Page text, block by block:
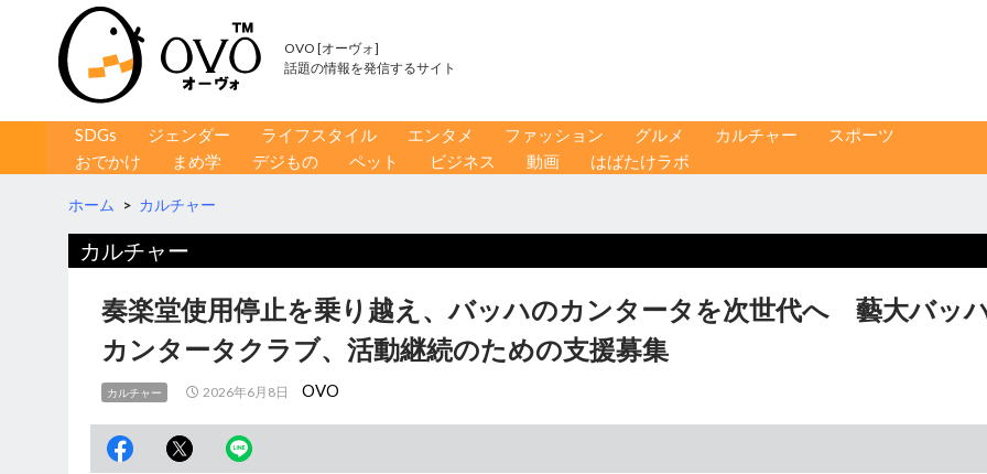
OVO [オーヴォ]
話題の情報を発信するサイト
コンテンツへ移動
SDGs ジェンダー ライフスタイル エンタメ ファッション グルメ カルチャー
スポーツ
おでかけ
まめ学 デジもの ペット ビジネス 動画 はばたけラボ
ホーム > カルチャー
カルチャー
奏楽堂使用停止を乗り越え、バッハのカンタータを次世代へ 藝大バッ
カンタータクラブ、活動継続のための支援募集
カルチャー 2026年6月8日 OVO